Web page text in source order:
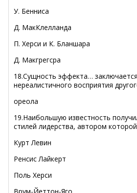
У. Бенниса
Д. МакКлелланда
П. Херси и К. Бланшара
Д. Макгрегсра
18.Сущность эффекта…
нереалистичного восприятия
ореола
19.Наибольшую известность
стилей лидерства, автором
Курт Левин
Ренсис Лайкерт
Поль Херси